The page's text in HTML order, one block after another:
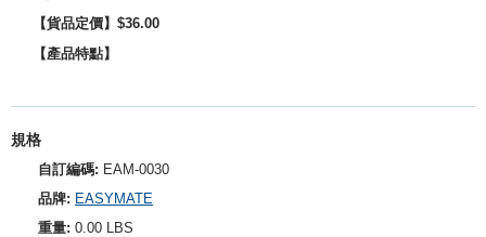
【貨品定價】$36.00
【產品特點】
規格
自訂編碼: EAM-0030
品牌: EASYMATE
重量: 0.00 LBS